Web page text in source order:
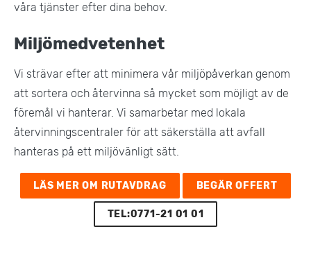
våra tjänster efter dina behov.
Miljömedvetenhet
Vi strävar efter att minimera vår miljöpåverkan genom
att sortera och återvinna så mycket som möjligt av de
föremål vi hanterar. Vi samarbetar med lokala
återvinningscentraler för att säkerställa att avfall
hanteras på ett miljövänligt sätt​.
LÄS MER OM RUTAVDRAG BEGÄR OFFERT
TEL:0771-21 01 01